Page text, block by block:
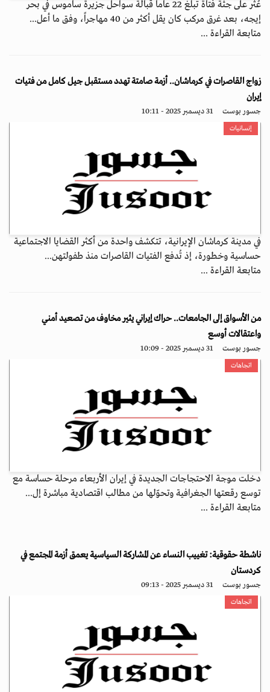
عُثر على جثة فتاة تبلغ 22 عاماً قبالة سواحل جزيرة ساموس في بحر
إيجه، بعد غرق مركب كان يقل أكثر من 40 مهاجراً، وفق ما أعل...
متابعة القراءة ...
زواج القاصرات في كرماشان.. أزمة صامتة تهدد مستقبل جيل كامل من فتيات
إيران
جسور بوست 31 ديسمبر 2025 - 10:11
إنسانيات
في مدينة كرماشان الإيرانية، تتكشف واحدة من أكثر القضايا الاجتماعية
حساسية وخطورة، إذ تُدفع الفتيات القاصرات منذ طفولتهن...
متابعة القراءة ...
من الأسواق إلى الجامعات.. حراك إيراني يثير مخاوف من تصعيد أمني
واعتقالات أوسع
جسور بوست 31 ديسمبر 2025 - 10:09
اتجاهات
دخلت موجة الاحتجاجات الجديدة في إيران الأربعاء مرحلة حساسة مع
توسع رقعتها الجغرافية وتحوّلها من مطالب اقتصادية مباشرة إل...
متابعة القراءة ...
ناشطة حقوقية: تغييب النساء عن المشاركة السياسية يعمق أزمة المجتمع في
كردستان
جسور بوست 31 ديسمبر 2025 - 09:13
اتجاهات